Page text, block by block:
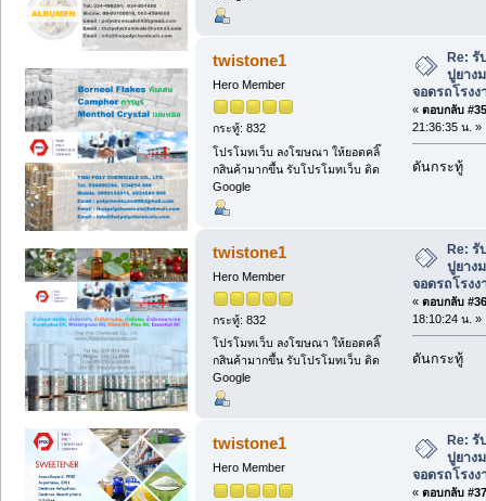
twistone1
Hero Member
กระทู้: 832
โปรโมทเว็บ ลงโฆษณา ให้ยอดคลิ๊
กสินค้ามากขึ้น รับโปรโมทเว็บ ติด
Google
Re: รั
ปูยาง
จอดรถโรง
« ตอบกลับ
21:36:35 น. »
ดันกระทู้
twistone1
Hero Member
กระทู้: 832
โปรโมทเว็บ ลงโฆษณา ให้ยอดคลิ๊
กสินค้ามากขึ้น รับโปรโมทเว็บ ติด
Google
Re: รั
ปูยาง
จอดรถโรง
« ตอบกลับ
18:10:24 น. »
ดันกระทู้
twistone1
Hero Member
Re: รั
ปูยาง
จอดรถโรง
« ตอบกลับ